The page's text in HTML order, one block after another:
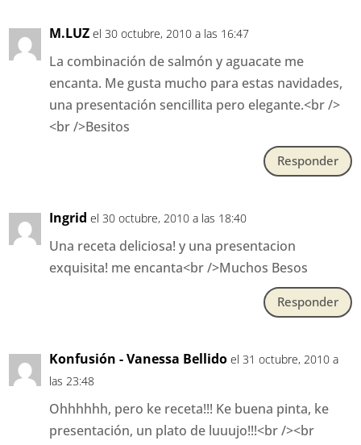
M.LUZ el 30 octubre, 2010 a las 16:47
La combinación de salmón y aguacate me
encanta. Me gusta mucho para estas navidades,
una presentación sencillita pero elegante.<br />
<br />Besitos
Responder
Ingrid el 30 octubre, 2010 a las 18:40
Una receta deliciosa! y una presentacion
exquisita! me encanta<br />Muchos Besos
Responder
Konfusión - Vanessa Bellido el 31 octubre, 2010 a
las 23:48
Ohhhhhh, pero ke receta!!! Ke buena pinta, ke
presentación, un plato de luuujo!!!<br /><br